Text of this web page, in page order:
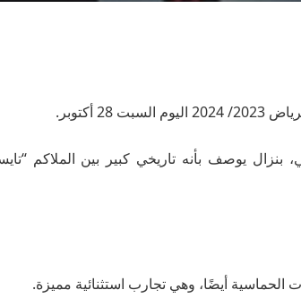
أكتوبر.
بنزال يوصف بأنه تاريخي كبير بين الملاكم
أيضًا، وهي تجارب استثنائية مميزة.